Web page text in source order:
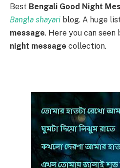
Best Bengali Good Night
Bangla shayari blog. A huge
message. Here you can seen
night message collection.